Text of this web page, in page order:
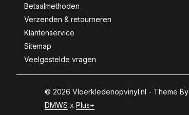
Betaalmethoden
Verzenden & retourneren
Klantenservice
Sitemap
Veelgestelde vragen
© 2026 Vloerkledenopvinyl.nl - Theme By
DMWS xPlus+